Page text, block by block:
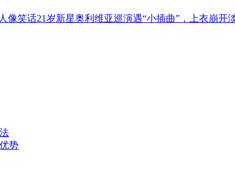
笑话21岁新星奥利维亚巡演遇“小插曲”，上衣崩开
势